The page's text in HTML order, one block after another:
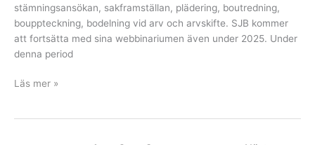
stämningsansökan, sakframställan, plädering, boutredning,
bouppteckning, bodelning vid arv och arvskifte. SJB kommer
att fortsätta med sina webbinariumen även under 2025. Under
denna period
Läs mer »